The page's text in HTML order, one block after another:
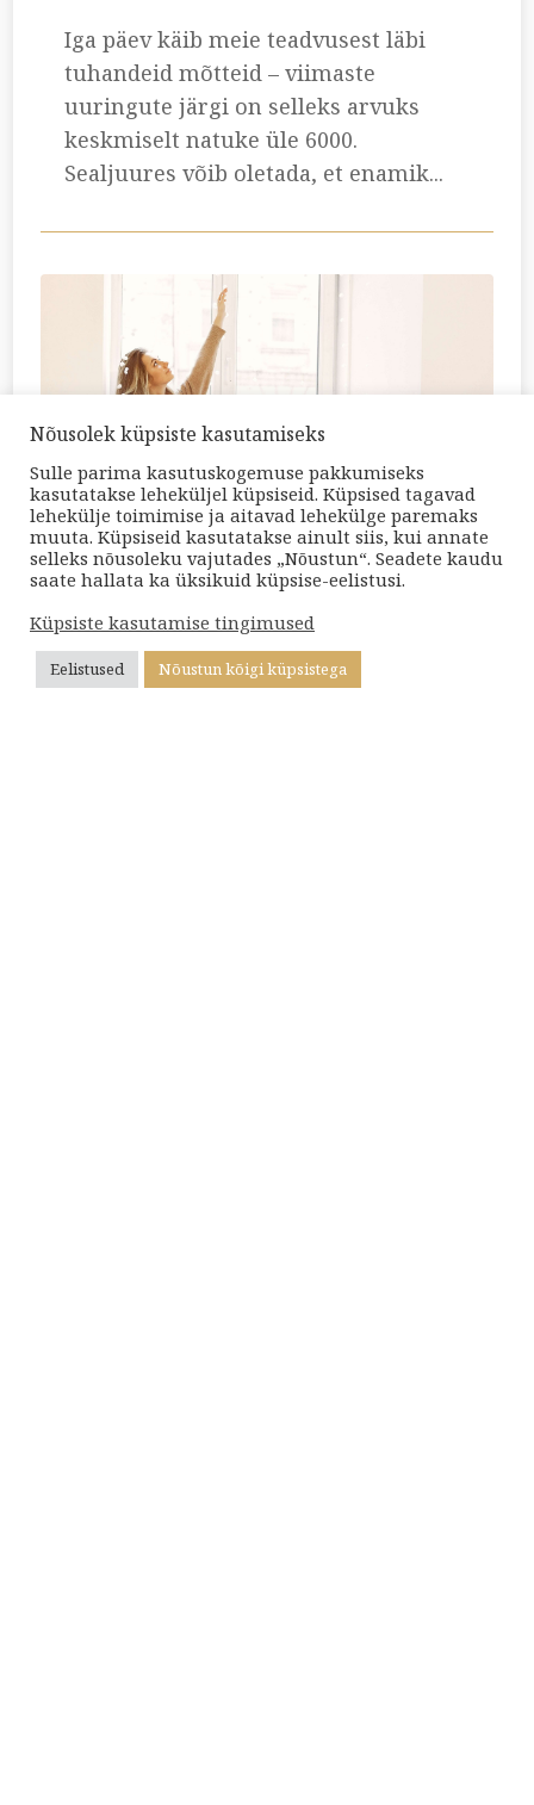
Iga päev käib meie teadvusest läbi
tuhandeid mõtteid – viimaste
uuringute järgi on selleks arvuks
keskmiselt natuke üle 6000.
Sealjuures võib oletada, et enamik...
Kevad toob kaasa uue hingamise:
kuidas olla õnnelikum ja nautida elu?
Kevad on aeg, mil loodus tärkab ja
uued võimalused avanevad. See on
Nõusolek küpsiste kasutamiseks
Sulle parima kasutuskogemuse pakkumiseks
kasutatakse leheküljel küpsiseid. Küpsised tagavad
lehekülje toimimise ja aitavad lehekülge paremaks
muuta. Küpsiseid kasutatakse ainult siis, kui annate
selleks nõusoleku vajutades „Nõustun“. Seadete kaudu
saate hallata ka üksikuid küpsise-eelistusi.
Küpsiste kasutamise tingimused
Eelistused Nõustun kõigi küpsistega